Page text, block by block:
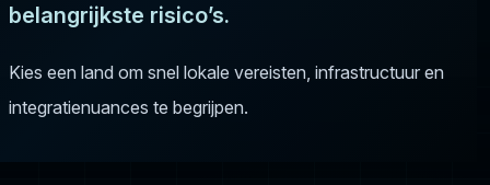
belangrijkste risico’s.
Kies een land om snel lokale vereisten, infrastructuur en
integratienuances te begrijpen.